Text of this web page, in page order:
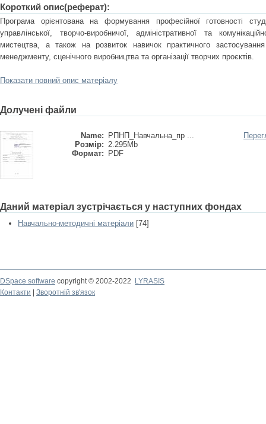
Короткий опис(реферат):
Програма opiєнтoвaнa на формування професiйної готовностi
управлiнської, творчо-виробничої, адмiнiстративної та
мистецтва, а також на розвиток навичок практичного
менеджменту, сценiчного виробництва та органiзацiї творчих проєктiв.
Показати повний опис матеріалу
Долучені файли
Name:
РПНП_Навчальна_пр ...
Розмір: 2.295Mb
Формат:
PDF
Даний матеріал зустрічається у наступних фондах
Навчально-методичні матеріали [74]
DSpace software copyright © 2002-2022
LYRASIS
Контакти
Зворотній зв'язок